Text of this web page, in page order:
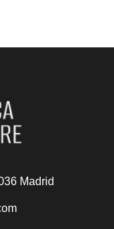
Madrid